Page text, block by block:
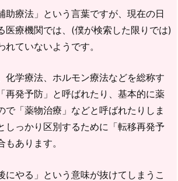
助療法」という言葉ですが、現在の日
医療機関では、(僕が検索した限りでは)
ていないようです。
化学療法、ホルモン療法などを総称す
再発予防」と呼ばれたり、基本的に薬
で「薬物治療」などと呼ばれたりしま
しっかり区別するために「転移再発予
あります。
にやる」という意味が抜けてしまうこ